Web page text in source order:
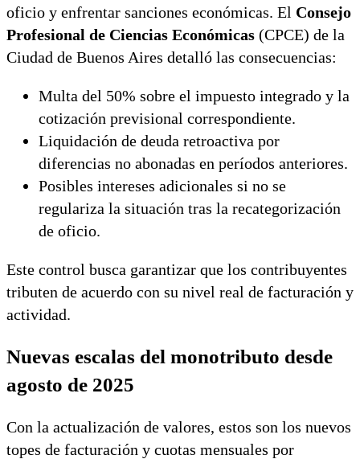
oficio y enfrentar sanciones económicas. El Consejo
Profesional de Ciencias Económicas (CPCE) de la
Ciudad de Buenos Aires detalló las consecuencias:
Multa del 50% sobre el impuesto integrado y la
cotización previsional correspondiente.
Liquidación de deuda retroactiva por
diferencias no abonadas en períodos anteriores.
Posibles intereses adicionales si no se
regulariza la situación tras la recategorización
de oficio.
Este control busca garantizar que los contribuyentes
tributen de acuerdo con su nivel real de facturación y
actividad.
Nuevas escalas del monotributo desde
agosto de 2025
Con la actualización de valores, estos son los nuevos
topes de facturación y cuotas mensuales por